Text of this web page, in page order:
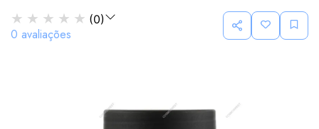
★ ★ ★ ★ ★ (0)
0 avaliações